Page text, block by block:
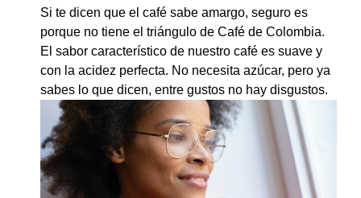
Si te dicen que el café sabe amargo, seguro es
porque no tiene el triángulo de Café de Colombia.
El sabor característico de nuestro café es suave y
con la acidez perfecta. No necesita azúcar, pero ya
sabes lo que dicen, entre gustos no hay disgustos.